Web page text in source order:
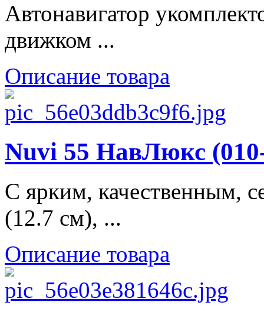
Автонавигатор
движком ...
Описание товара
Nuvi 55 НавЛюкс
С ярким, качественным,
(12.7 см), ...
Описание товара